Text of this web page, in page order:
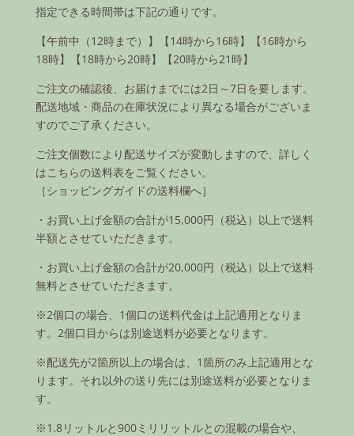
指定できる時間帯は下記の通りです。
【午前中（12時まで）】【14時から16時】【16時から
18時】【18時から20時】【20時から21時】
ご注文の確認後、お届けまでには2日～7日を要します。
配送地域・商品の在庫状況により異なる場合がございま
すのでご了承ください。
ご注文個数により配送サイズが変動しますので、詳しく
はこちらの送料表をご覧ください。
［ショッピングガイドの送料欄へ］
・お買い上げ金額の合計が15,000円（税込）以上で送料
半額とさせていただきます。
・お買い上げ金額の合計が20,000円（税込）以上で送料
無料とさせていただきます。
※2個口の場合、1個口の送料代金は上記適用となりま
す。2個口目からは別途送料が必要となります。
※配送先が2箇所以上の場合は、1箇所のみ上記適用とな
ります。それ以外の送り先には別途送料が必要となりま
す。
※1.8リットルと900ミリリットルとの混載の場合や、